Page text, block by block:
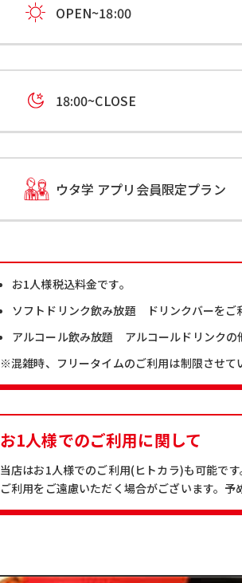
OPEN~18:00
18:00~CLOSE
ウタ学 アプリ会員限定プラン
お1人様税込料金です。
ソフトドリンク飲み放題 ドリンクバーをご
アルコール飲み放題 アルコールドリンクの
※混雑時、フリータイムのご利用は制限させ
お1人様でのご利用に関して
当店はお1人様でのご利用(ヒトカラ)も可能で
ご利用をご遠慮いただく場合がございます。